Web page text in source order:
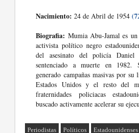
Nacimiento: 24 de Abril de 1954
Biografia: Mumia Abu-Jamal es
activista político negro
del asesinato del policía Daniel
sentenciado a muerte en 1982.
generado campañas masivas por su
Estados Unidos y el resto del
fraternidades policiacas
buscado activamente acelerar su
Periodistas Políticos Estadounidenses